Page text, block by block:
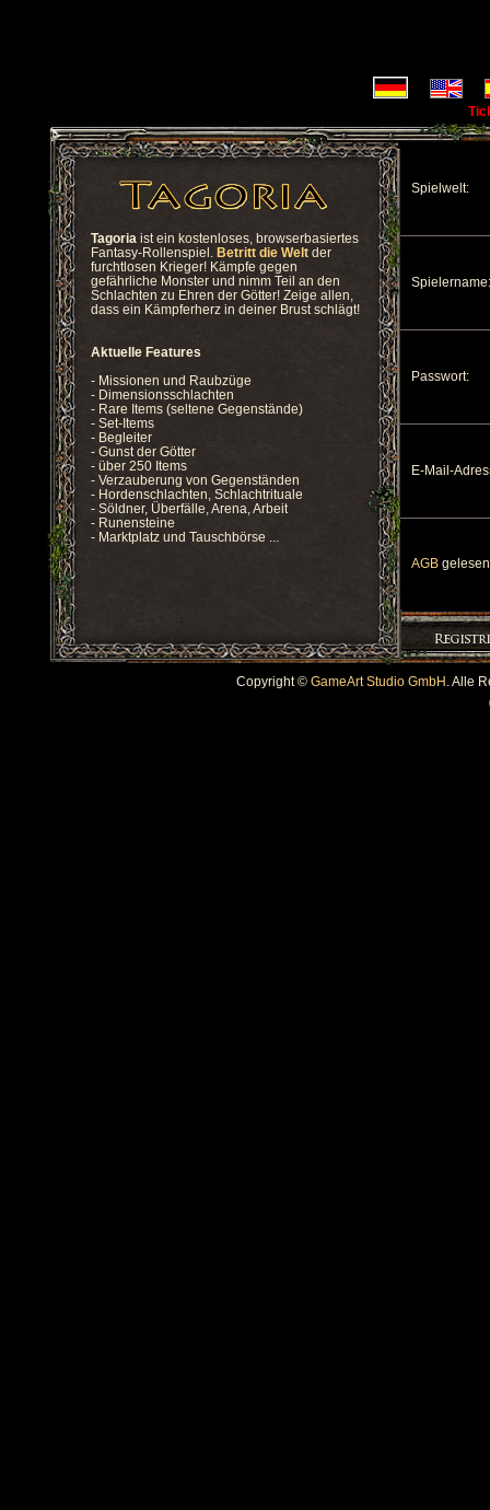
Tagoria ist ein kostenloses, browserbasiertes
Fantasy-Rollenspiel. Betritt die Welt der
furchtlosen Krieger! Kämpfe gegen
gefährliche Monster und nimm Teil an den
Schlachten zu Ehren der Götter! Zeige allen,
dass ein Kämpferherz in deiner Brust schlägt!
Aktuelle Features
- Missionen und Raubzüge
- Dimensionsschlachten
- Rare Items (seltene Gegenstände)
- Set-Items
- Begleiter
- Gunst der Götter
- über 250 Items
- Verzauberung von Gegenständen
- Hordenschlachten, Schlachtrituale
- Söldner, Überfälle, Arena, Arbeit
- Runensteine
- Marktplatz und Tauschbörse ...
Spielwelt:
Spielername:
Passwort:
E-Mail-
AGB
Copyright © GameArt Studio GmbH . Alle